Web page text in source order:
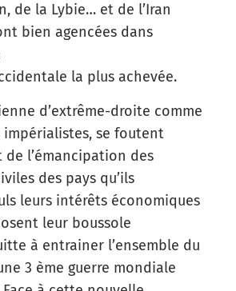
de la Lybie… et de l’Iran
bien agencées dans
la plus achevée.
d’extrême-droite comme
impérialistes, se foutent
l’émancipation des
des pays qu’ils
leurs intérêts économiques
leur boussole
à entrainer l’ensemble du
3 ème guerre mondiale